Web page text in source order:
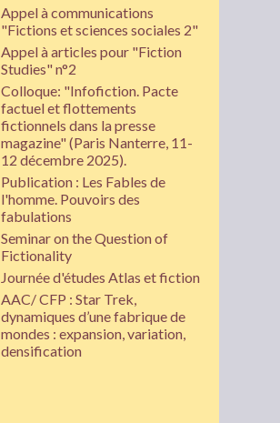
Appel à communications
"Fictions et sciences sociales 2"
Appel à articles pour "Fiction
Studies" n°2
Colloque: "Infofiction. Pacte
factuel et flottements
fictionnels dans la presse
magazine" (Paris Nanterre, 11-
12 décembre 2025).
Publication : Les Fables de
l'homme. Pouvoirs des
fabulations
Seminar on the Question of
Fictionality
Journée d'études Atlas et fiction
AAC/ CFP : Star Trek,
dynamiques d’une fabrique de
mondes : expansion, variation,
densification